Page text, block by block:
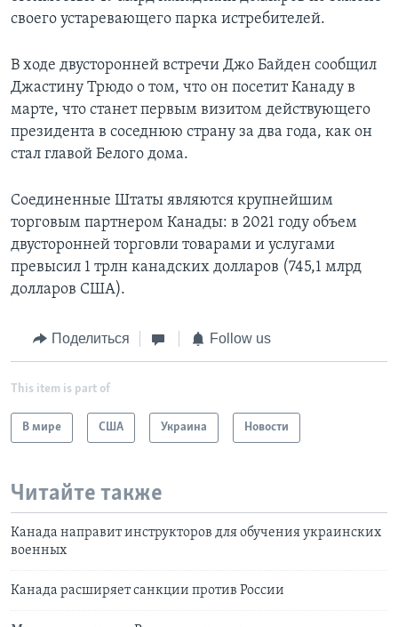
своего устаревающего парка истребителей.
В ходе двусторонней встречи Джо Байден сообщил
Джастину Трюдо о том, что он посетит Канаду в
марте, что станет первым визитом действующего
президента в соседнюю страну за два года, как он
стал главой Белого дома.
Соединенные Штаты являются крупнейшим
торговым партнером Канады: в 2021 году объем
двусторонней торговли товарами и услугами
превысил 1 трлн канадских долларов (745,1 млрд
долларов США).
Поделиться Follow us
This item is part of
В мире США Украина Новости
Читайте также
Канада направит инструкторов для обучения украинских
военных
Канада расширяет санкции против России